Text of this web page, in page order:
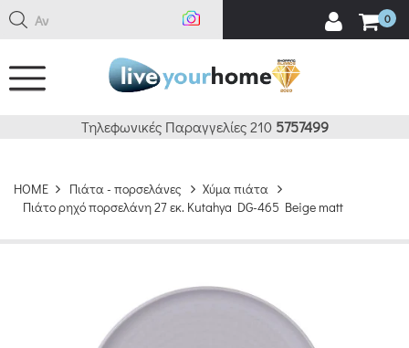
Αναζή 0
Τηλεφωνικές Παραγγελίες 210 5757499
HOME Πιάτα - πορσελάνες
Χύμα πιάτα
Πιάτο ρηχό πορσελάνη 27 εκ. Kutahya DG-465 Beige matt